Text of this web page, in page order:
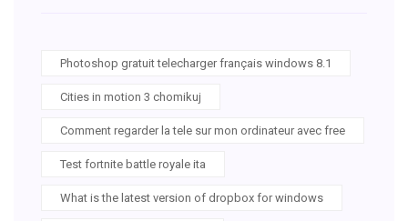
Photoshop gratuit telecharger français windows 8.1
Cities in motion 3 chomikuj
Comment regarder la tele sur mon ordinateur avec free
Test fortnite battle royale ita
What is the latest version of dropbox for windows